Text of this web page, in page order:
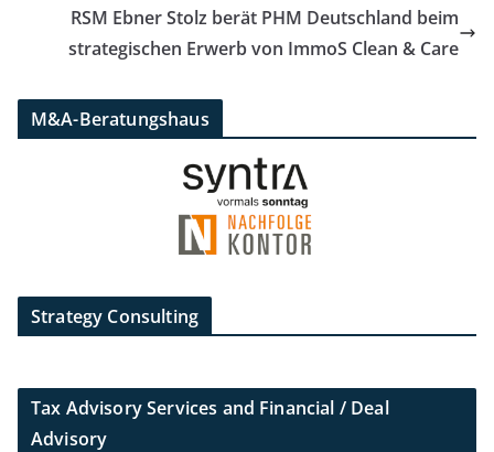
RSM Ebner Stolz berät PHM Deutschland beim
strategischen Erwerb von ImmoS Clean & Care
M&A-Beratungshaus
Strategy Consulting
Tax Advisory Services and Financial / Deal
Advisory